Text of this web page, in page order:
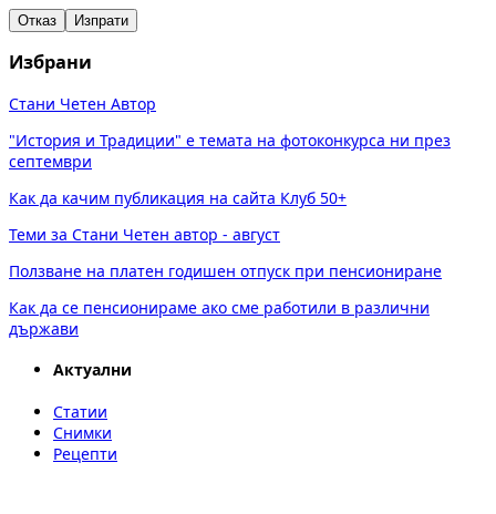
Отказ Изпрати
Избрани
Стани Четен Автор
"История и Традиции" е темата на фотоконкурса ни през
септември
Как да качим публикация на сайта Клуб 50+
Теми за Стани Четен автор - август
Ползване на платен годишен отпуск при пенсиониране
Как да се пенсионираме ако сме работили в различни
държави
Актуални
Статии
Снимки
Рецепти